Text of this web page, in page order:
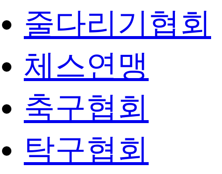
줄다리기협회
체스연맹
축구협회
탁구협회